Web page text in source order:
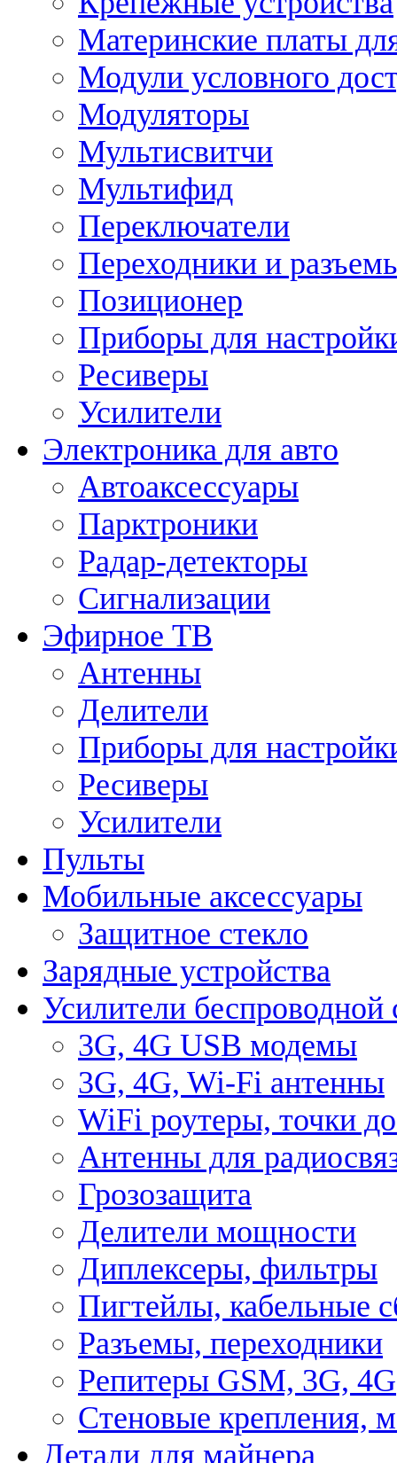
Материнские платы
Модули условного
Модуляторы
Мультисвитчи
Мультифид
Переключатели
Переходники и
Позиционер
Приборы для
Ресиверы
Усилители
Электроника для авто
Автоаксессуары
Парктроники
Радар-детекторы
Сигнализации
Эфирное ТВ
Антенны
Делители
Приборы для
Ресиверы
Усилители
Пульты
Мобильные аксессуары
Защитное стекло
Зарядные устройства
Усилители беспроводной
3G, 4G USB модемы
3G, 4G, Wi-Fi антенны
WiFi роутеры, точки
Антенны для
Грозозащита
Делители мощности
Диплексеры, фильтры
Пигтейлы, кабельные
Разъемы, переходники
Репитеры GSM, 3G, 4G
Стеновые крепления,
Детали для майнера